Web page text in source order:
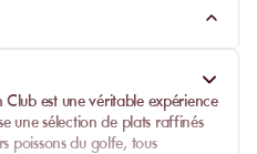
Beach Club sabrá
est une véritable expérience
une sélection de plats raffinés
poissons du golfe, tous